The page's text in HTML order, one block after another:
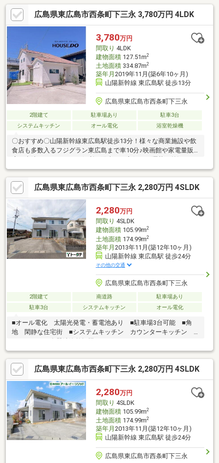
駐車可能なカースペース有【 ご希望の住まい探しをお手伝いしま
す 】物件の詳細・内覧のご希望はお気軽にお問い合わせくださ
い。
広島県東広島市西条町下三永 3,780万円 4LDK
3,780万円
間取り 4LDK
建物面積127.51m2
土地面積334.87m2
築年月 2019年11月(築6年10ヶ月)
山陽新幹線 東広島駅 徒歩13分
広島県東広島市西条町下三永
2階建て 駐車場あり
駐車3台
システムキッチン
オール電化 浴室乾燥機
〇おすすめ〇山陽新幹線東広島駅徒歩13分！様々な商業施設や飲
食店も多数入るフジグラン東広島まで車10分♪映画館や家電量販
駐車も並列４台可能♪広～い庭にガレージやウッドデッキ、タイル
デッキもあり、様々な用途で使用できるのも嬉しいポイントです
ね！ガレージでは大好きなバイクや自転車の整備場所として、キ
ャンプやスポーツ用品などの収納にも大活躍です。ウォークイン
クローゼットや小屋根部屋など、収納スペースも充実！小さなお
子様が居ても安心♪ちょっとしたお昼寝もできる畳コーナーなど
『あったらいいなぁ』が叶う家♪ぜひ一度ご内覧ください！
広島県東広島市西条町下三永 2,280万円 4SLDK
2,280万円
間取り 4SLDK
建物面積105.99m2
土地面積174.99m2
築年月 2013年11月(築12年10ヶ月)
山陽新幹線 東広島駅 徒歩24分
その他の交通
広島県東広島市西条町下三永
2階建て 南道路
駐車場あり
駐車3台
システムキッチン オール電化
■オール電化 太陽光発電・蓄電池あり ■駐車場3台可能 ■角
地 閑静な住宅街 ■システムキッチン カウンターキッチン
ワー付洗面化粧台 バス1坪以上 浴室乾燥機 床下収納 全居
室収納 ＴＶドアホン 南向きバルコニー
広島県東広島市西条町下三永 2,280万円 4SLDK
2,280万円
間取り 4SLDK
建物面積105.99m2
土地面積174.99m2
築年月 2013年11月(築12年10ヶ月)
山陽新幹線 東広島駅 徒歩24分
広島県東広島市西条町下三永